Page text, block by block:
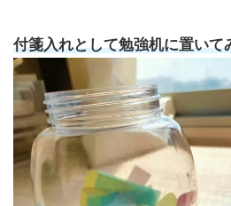
付箋入れとして勉強机に置いて